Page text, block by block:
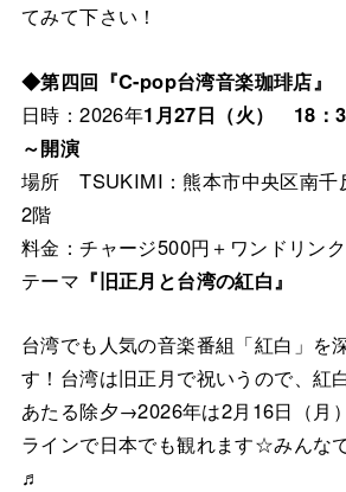
てみて下さい！
◆第四回『C-pop台湾音楽珈琲店』
日時：2026年1月27日（火） 18：
～開演
場所 TSUKIMI：熊本市中央区南千
2階
料金：チャージ500円＋ワンドリンク
テーマ 『旧正月と台湾の紅白』
台湾でも人気の音楽番組「紅白」を
す！台湾は旧正月で祝いうので、紅
あたる除夕→2026年は2月16日（月
ラインで日本でも観れます☆みんな
♬